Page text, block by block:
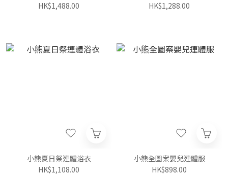
HK$1,488.00
HK$1,288.00
小熊夏日祭連體浴衣
HK$1,108.00
小熊全圖案嬰兒連體服
HK$898.00